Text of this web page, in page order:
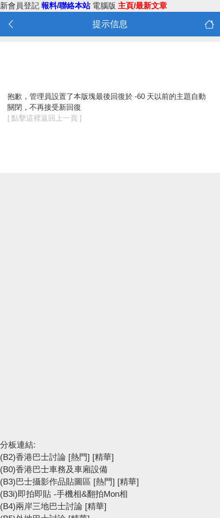
新會員登記 報料/聯絡本站 電腦版 主頁/最新文章
提示信息
抱歉，管理員設置了本版塊最後回復於 -60 天以前的主題自動
關閉，不再接受新回復
[ 點擊這裡返回上一頁 ]
分板連結:
(B2)香港巴士討論 [熱門] [精華]
(B0)香港巴士車務及車廂設備
(B3)巴士攝影作品貼圖區 [熱門] [精華]
(B3i)即拍即貼 -手機相&翻拍Mon相
(B4)兩岸三地巴士討論 [精華]